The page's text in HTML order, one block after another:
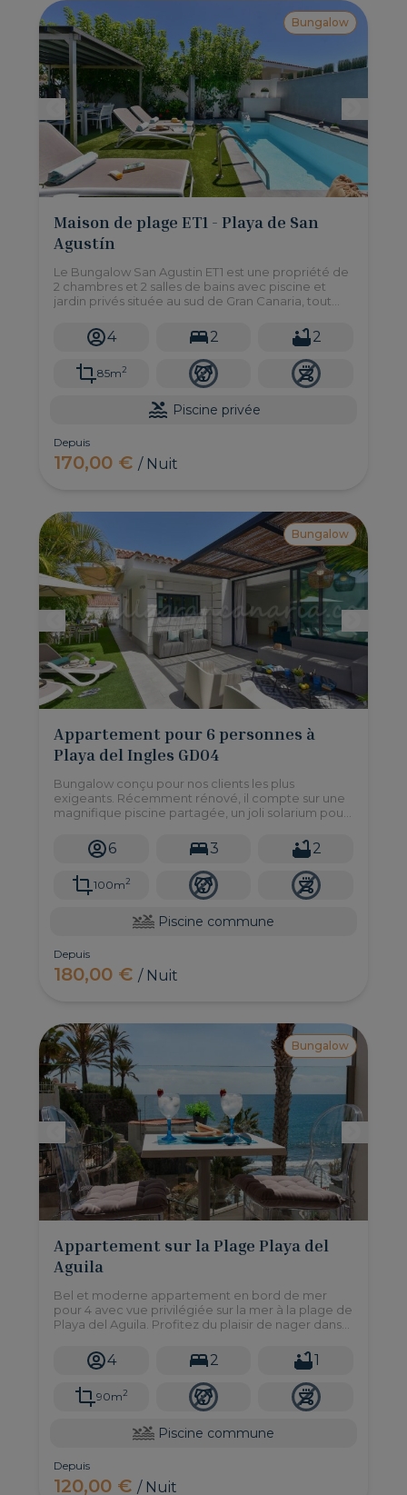
Bungalow
Maison de plage ET1 - Playa de San
Agustín
Le Bungalow San Agustin ET1 est une propriété de
2 chambres et 2 salles de bains avec piscine et
jardin privés située au sud de Gran Canaria, tout
4 2 2
85m2
Piscine privée
Depuis
170,00 €/ Nuit
Bungalow
Appartement pour 6 personnes à
Playa del Ingles GD04
Bungalow conçu pour nos clients les plus
exigeants. Récemment rénové, il compte sur une
magnifique piscine partagée, un joli solarium pour
un repas à l'extérieur.
6 3 2
100m2
Piscine commune
Depuis
180,00 €/ Nuit
Bungalow
Appartement sur la Plage Playa del
Aguila
Bel et moderne appartement en bord de mer
pour 4 avec vue privilégiée sur la mer à la plage de
Playa del Aguila. Profitez du plaisir de nager dans
commune.
4 2 1
90m2
Piscine commune
Depuis
120,00 €/ Nuit